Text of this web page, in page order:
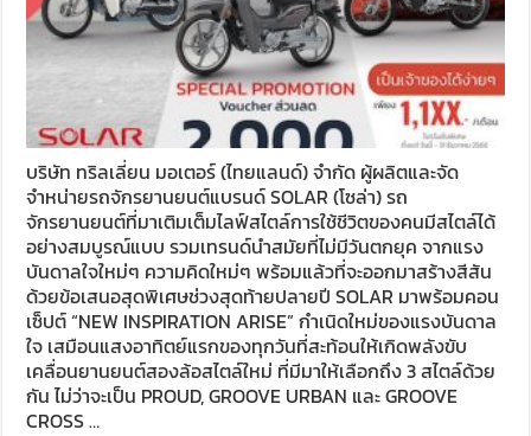
บริษัท ทริลเลี่ยน มอเตอร์ (ไทยแลนด์) จำกัด ผู้ผลิตและจัด
จำหน่ายรถจักรยานยนต์แบรนด์ SOLAR (โซล่า) รถ
จักรยานยนต์ที่มาเติมเต็มไลฟ์สไตล์การใช้ชีวิตของคนมีสไตล์ได้
อย่างสมบูรณ์แบบ รวมเทรนด์นำสมัยที่ไม่มีวันตกยุค จากแรง
บันดาลใจใหม่ๆ ความคิดใหม่ๆ พร้อมแล้วที่จะออกมาสร้างสีสัน
ด้วยข้อเสนอสุดพิเศษช่วงสุดท้ายปลายปี SOLAR มาพร้อมคอน
เซ็ปต์ “NEW INSPIRATION ARISE” กำเนิดใหม่ของแรงบันดาล
ใจ เสมือนแสงอาทิตย์แรกของทุกวันที่สะท้อนให้เกิดพลังขับ
เคลื่อนยานยนต์สองล้อสไตล์ใหม่ ที่มีมาให้เลือกถึง 3 สไตล์ด้วย
กัน ไม่ว่าจะเป็น PROUD, GROOVE URBAN และ GROOVE
CROSS …